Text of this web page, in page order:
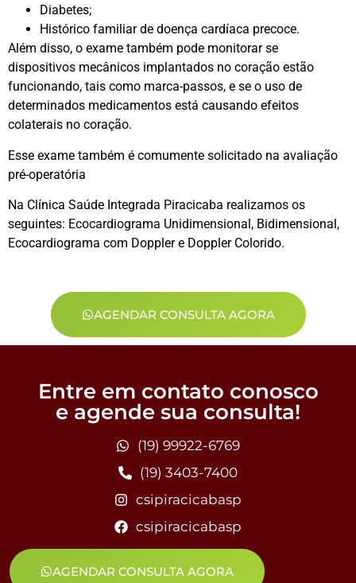
Diabetes;
Histórico familiar de doença cardíaca precoce.
Além disso, o exame também pode monitorar se
dispositivos mecânicos implantados no coração estão
funcionando, tais como marca-passos, e se o uso de
determinados medicamentos está causando efeitos
colaterais no coração.
Esse exame também é comumente solicitado na avaliação
pré-operatória
Na Clínica Saúde Integrada Piracicaba realizamos os
seguintes: Ecocardiograma Unidimensional, Bidimensional,
Ecocardiograma com Doppler e Doppler Colorido.
AGENDAR CONSULTA AGORA
Entre em contato conosco
e agende sua consulta!
(19) 99922-6769
(19) 3403-7400
csipiracicabasp
csipiracicabasp
AGENDAR CONSULTA AGORA